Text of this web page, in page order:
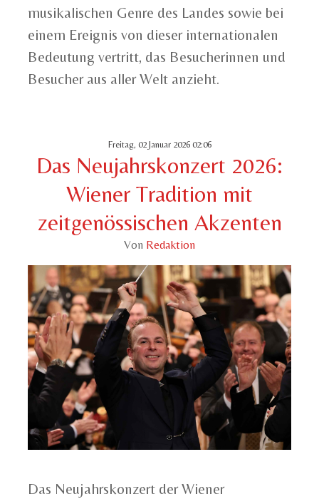
musikalischen Genre des Landes sowie bei
einem Ereignis von dieser internationalen
Bedeutung vertritt, das Besucherinnen und
Besucher aus aller Welt anzieht.
Freitag, 02 Januar 2026 02:06
Das Neujahrskonzert 2026:
Wiener Tradition mit
zeitgenössischen Akzenten
Von Redaktion
Das Neujahrskonzert der Wiener